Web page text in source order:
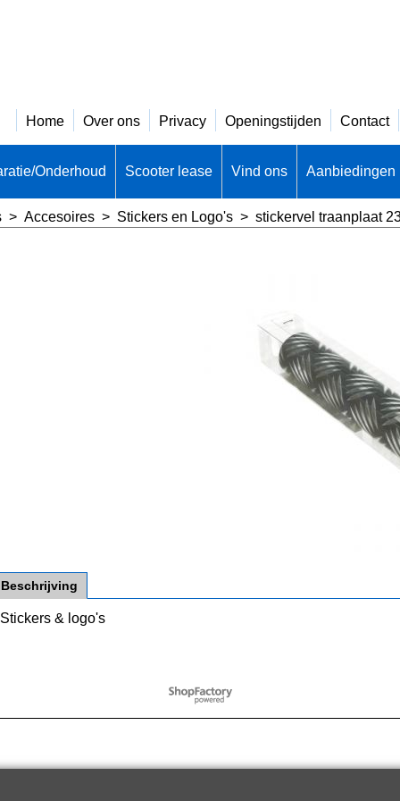
Home Over ons Privacy Openingstijden Contact
Onderhoud Scooter lease Vind ons Aanbiedingen
> Accesoires > Stickers en Logo's > stickervel traanplaat
Beschrijving
Stickers & logo's
Webwinkel gemaakt met
ShopFactory webwinkel